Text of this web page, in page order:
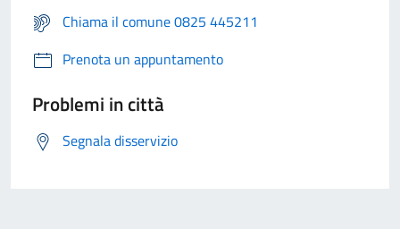
Chiama il comune 0825 445211
Prenota un appuntamento
Problemi in città
Segnala disservizio